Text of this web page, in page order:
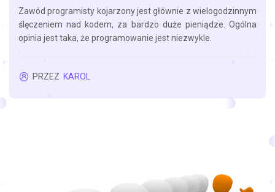
Zawód programisty kojarzony jest głównie z wielogodzinnym
ślęczeniem nad kodem, za bardzo duże pieniądze. Ogólna
opinia jest taka, że programowanie jest niezwykle.
PRZEZ KAROL